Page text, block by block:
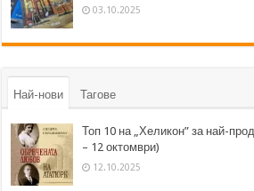
03.10.2025
Най-нови Тагове
Топ 10 на „Хеликон” за най-
– 12 октомври)
12.10.2025